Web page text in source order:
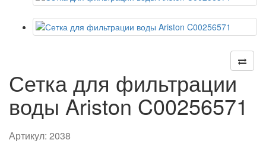
Сетка для фильтрации
воды Ariston C00256571
Артикул: 2038